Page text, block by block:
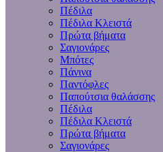
Πέδιλα
Πέδιλα Κλειστά
Πρώτα βήματα
Σαγιονάρες
Μπότες
Πάνινα
Παντόφλες
Παπούτσια θαλάσσης
Πέδιλα
Πέδιλα Κλειστά
Πρώτα βήματα
Σαγιονάρες